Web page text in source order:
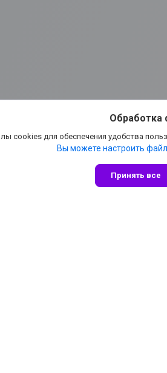
Обработка
cookies для обеспечения удобства
Вы можете настроить
Принять все